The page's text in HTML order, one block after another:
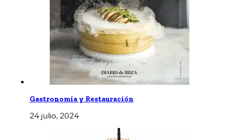
Gastronomía y Restauración
24 julio, 2024